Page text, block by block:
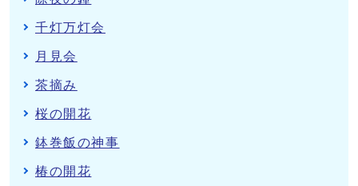
千灯万灯会
月見会
茶摘み
桜の開花
鉢巻飯の神事
椿の開花